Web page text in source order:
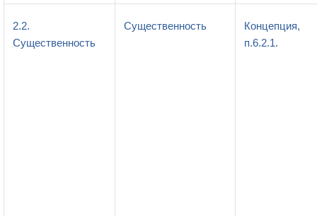
2.2.
Существенность
Существенность
Концепция,
п.6.2.1.